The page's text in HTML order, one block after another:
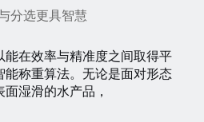
分选更具智慧
能在效率与精准度之间取得平
能称重算法。无论是面对形态
湿滑的水产品，